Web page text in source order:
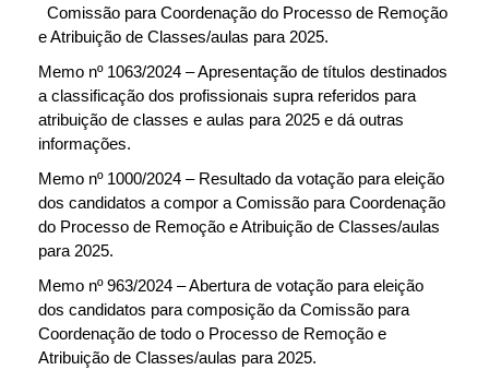
Comissão para Coordenação do Processo de Remoção
e Atribuição de Classes/aulas para 2025.
Memo nº 1063/2024 – Apresentação de títulos destinados
a classificação dos profissionais supra referidos para
atribuição de classes e aulas para 2025 e dá outras
informações.
Memo nº 1000/2024 – Resultado da votação para eleição
dos candidatos a compor a Comissão para Coordenação
do Processo de Remoção e Atribuição de Classes/aulas
para 2025.
Memo nº 963/2024 – Abertura de votação para eleição
dos candidatos para composição da Comissão para
Coordenação de todo o Processo de Remoção e
Atribuição de Classes/aulas para 2025.